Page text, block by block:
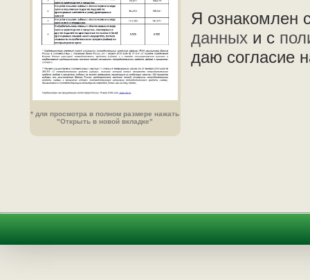
* для просмотра в полном размере нажать
"Открыть в новой вкладке"
Я ознакомлен
данных и с
даю согласие